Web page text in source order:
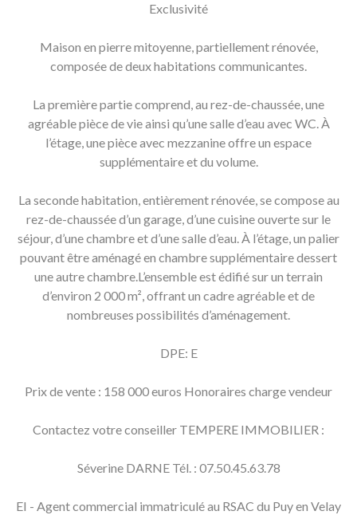
Exclusivité
Maison en pierre mitoyenne, partiellement rénovée,
composée de deux habitations communicantes.
La première partie comprend, au rez-de-chaussée, une
agréable pièce de vie ainsi qu’une salle d’eau avec WC. À
l’étage, une pièce avec mezzanine offre un espace
supplémentaire et du volume.
La seconde habitation, entièrement rénovée, se compose au
rez-de-chaussée d’un garage, d’une cuisine ouverte sur le
séjour, d’une chambre et d’une salle d’eau. À l’étage, un palier
pouvant être aménagé en chambre supplémentaire dessert
une autre chambre.L’ensemble est édifié sur un terrain
d’environ 2 000 m², offrant un cadre agréable et de
nombreuses possibilités d’aménagement.
DPE: E
Prix de vente : 158 000 euros Honoraires charge vendeur
Contactez votre conseiller TEMPERE IMMOBILIER :
Séverine DARNE Tél. : 07.50.45.63.78
EI - Agent commercial immatriculé au RSAC du Puy en Velay